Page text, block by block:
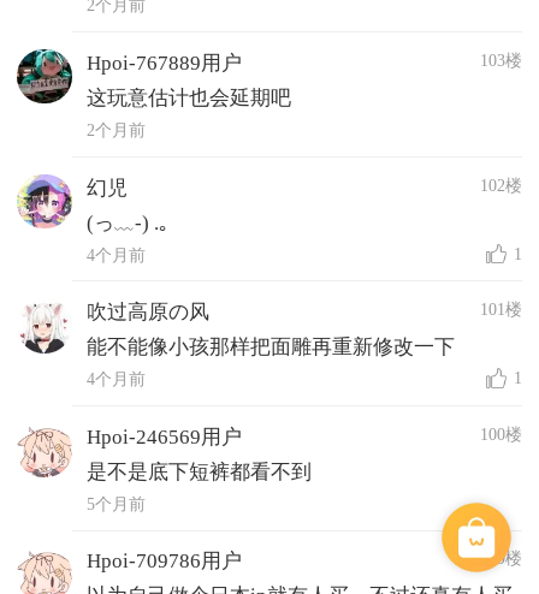
2个月前
Hpoi-767889用户 103楼
这玩意估计也会延期吧
2个月前
幻児 102楼
(っ﹏-) .｡
4个月前 1
吹过高原の风 101楼
能不能像小孩那样把面雕再重新修改一下
4个月前 1
Hpoi-246569用户 100楼
是不是底下短裤都看不到
5个月前
Hpoi-709786用户 99楼